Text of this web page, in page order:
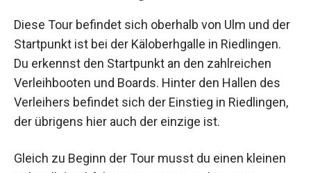
Diese Tour befindet sich oberhalb von Ulm und der
Startpunkt ist bei der Käloberhgalle in Riedlingen.
Du erkennst den Startpunkt an den zahlreichen
Verleihbooten und Boards. Hinter den Hallen des
Verleihers befindet sich der Einstieg in Riedlingen,
der übrigens hier auch der einzige ist.
Gleich zu Beginn der Tour musst du einen kleinen